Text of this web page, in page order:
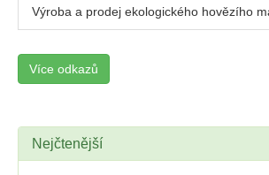
Výroba a prodej ekologického hovězího
Více odkazů
Nejčtenější